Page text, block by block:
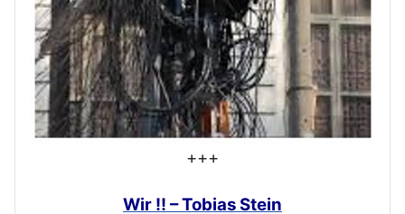
+++
Wir !! – Tobias Stein